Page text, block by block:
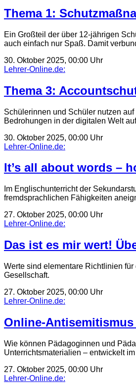
Thema 1:
Ein Großteil der über 12-jährigen
auch einfach nur Spaß. Damit
30. Oktober 2025, 00:00 Uhr
Lehrer-Online.de:
Thema 3:
Schülerinnen und Schüler nutzen
Bedrohungen in der digitalen Welt
30. Oktober 2025, 00:00 Uhr
Lehrer-Online.de:
It’s all about words –
Im Englischunterricht der
fremdsprachlichen Fähigkeiten
27. Oktober 2025, 00:00 Uhr
Lehrer-Online.de:
Das ist es mir wert!
Werte sind elementare Richtlinien
Gesellschaft.
27. Oktober 2025, 00:00 Uhr
Lehrer-Online.de:
Online-
Wie können Pädagoginnen und
Unterrichtsmaterialien – entwickelt
27. Oktober 2025, 00:00 Uhr
Lehrer-Online.de: